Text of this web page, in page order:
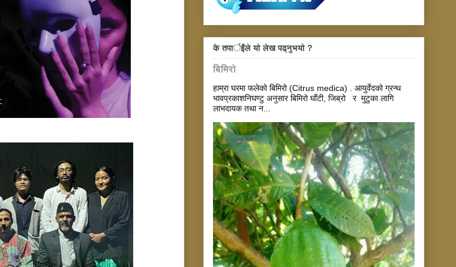
के तपार्इँले याे लेख पढ्नुभयाे ?
बिमिरो
हाम्रा घरमा फलेको बिमिरो (Citrus medica) . आयुर्वेदको ग्रन्थ
भावप्रकाशनिघण्टु अनुसार बिमिरो घाँटी, जिब्रो र मुटुका लागि
लाभदायक तथा न...